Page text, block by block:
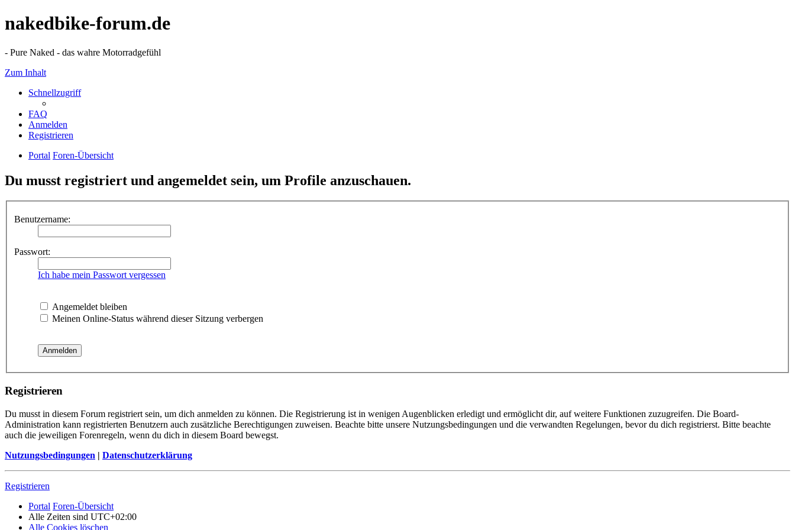
nakedbike-forum.de
- Pure Naked - das wahre Motorradgefühl
Zum Inhalt
Schnellzugriff
FAQ
Anmelden
Registrieren
Portal Foren-Übersicht
Du musst registriert und angemeldet sein, um Profile anzuschauen.
Benutzername:
Passwort:
Ich habe mein Passwort vergessen
Angemeldet bleiben
Meinen Online-Status während dieser Sitzung verbergen
Registrieren
Du musst in diesem Forum registriert sein, um dich anmelden zu können. Die Registrierung ist in wenigen Augenblicken erledigt und ermöglicht dir, auf weitere Funktionen zuzugreifen. Die Board-
Administration kann registrierten Benutzern auch zusätzliche Berechtigungen zuweisen. Beachte bitte unsere Nutzungsbedingungen und die verwandten Regelungen, bevor du dich registrierst. Bitte beachte
auch die jeweiligen Forenregeln, wenn du dich in diesem Board bewegst.
Nutzungsbedingungen | Datenschutzerklärung
Registrieren
Portal Foren-Übersicht
Alle Zeiten sind UTC+02:00
Alle Cookies löschen